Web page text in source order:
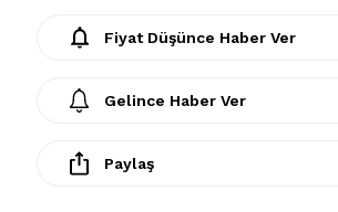
Fiyat Düşünce Haber Ver
Gelince Haber Ver
Paylaş